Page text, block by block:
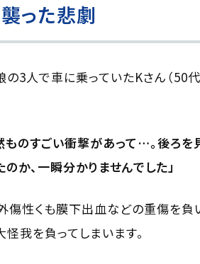
った悲劇
3人で車に乗っていたKさん（50
ものすごい衝撃があって…。後ろ
か、一瞬分かりませんでした」
傷性くも膜下出血などの重傷を負
我を負ってしまいます。